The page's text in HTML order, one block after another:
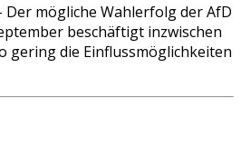
Der mögliche Wahlerfolg der AfD
beschäftigt inzwischen
gering die Einflussmöglichkeiten